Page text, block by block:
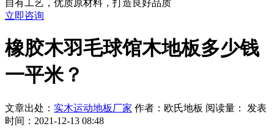
自有工艺，优质原材料，打造良好品质
立即咨询
橡胶木羽毛球馆木地板多少钱
一平米？
文章出处： 实木运动地板厂家 作者：欧氏地板 阅读量：
发表
时间：2021-12-13 08:48